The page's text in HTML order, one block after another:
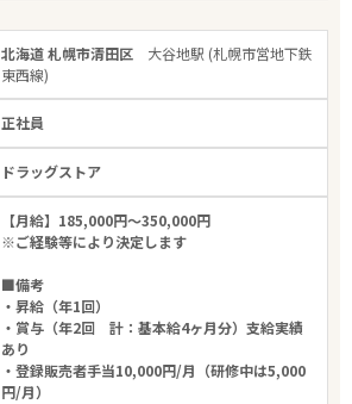
北海道 札幌市清田区 大谷地駅 (札幌市営地下鉄
東西線)
正社員
ドラッグストア
【月給】185,000円～350,000円
※ご経験等により決定します
■備考
・昇給（年1回）
・賞与（年2回 計：基本給4ヶ月分）支給実績
あり
・登録販売者手当10,000円/月（研修中は5,000
円/月）